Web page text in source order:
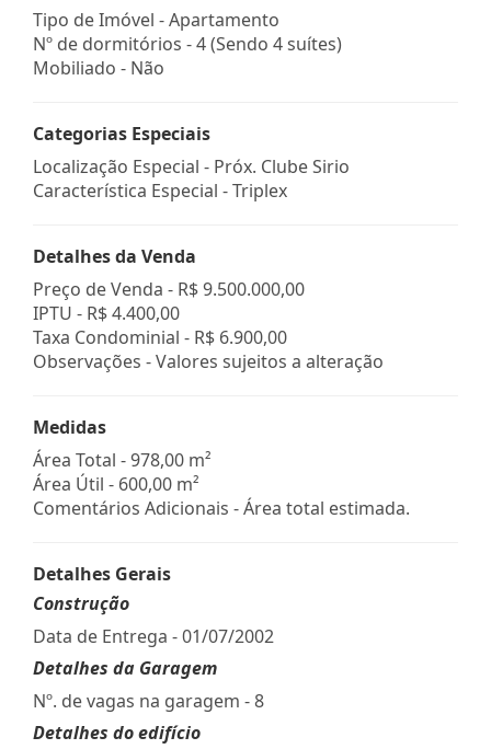
Tipo de Imóvel - Apartamento
Nº de dormitórios - 4 (Sendo 4 suítes)
Mobiliado - Não
Categorias Especiais
Localização Especial - Próx. Clube Sirio
Característica Especial - Triplex
Detalhes da Venda
Preço de Venda - R$ 9.500.000,00
IPTU - R$ 4.400,00
Taxa Condominial - R$ 6.900,00
Observações - Valores sujeitos a alteração
Medidas
Área Total - 978,00 m²
Área Útil - 600,00 m²
Comentários Adicionais - Área total estimada.
Detalhes Gerais
Construção
Data de Entrega - 01/07/2002
Detalhes da Garagem
Nº. de vagas na garagem - 8
Detalhes do edifício